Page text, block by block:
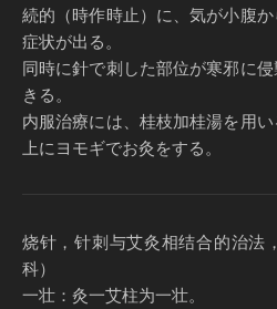
続的（時作時止）に、気が小腹
症状が出る。
同時に針で刺した部位が寒邪に
きる。
内服治療には、桂枝加桂湯を用
上にヨモギでお灸をする。
烧针，针刺与艾灸相结合的治法
科）
一壮：灸一艾柱为一壮。